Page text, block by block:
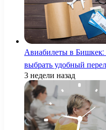
Авиабилеты в Бишкек:
выбрать удобный
3 недели назад